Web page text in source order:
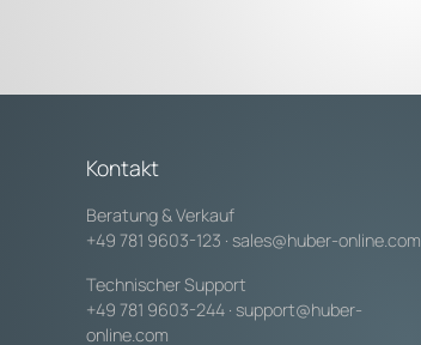
Kontakt
Beratung & Verkauf
+49 781 9603-123 · sales@huber-online.com
Technischer Support
+49 781 9603-244 · support@huber-
online.com